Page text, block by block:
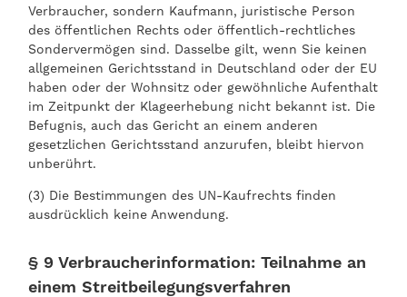
Verbraucher, sondern Kaufmann, juristische Person
des öffentlichen Rechts oder öffentlich-rechtliches
Sondervermögen sind. Dasselbe gilt, wenn Sie keinen
allgemeinen Gerichtsstand in Deutschland oder der EU
haben oder der Wohnsitz oder gewöhnliche Aufenthalt
im Zeitpunkt der Klageerhebung nicht bekannt ist. Die
Befugnis, auch das Gericht an einem anderen
gesetzlichen Gerichtsstand anzurufen, bleibt hiervon
unberührt.
(3) Die Bestimmungen des UN-Kaufrechts finden
ausdrücklich keine Anwendung.
§ 9 Verbraucherinformation: Teilnahme an
einem Streitbeilegungsverfahren